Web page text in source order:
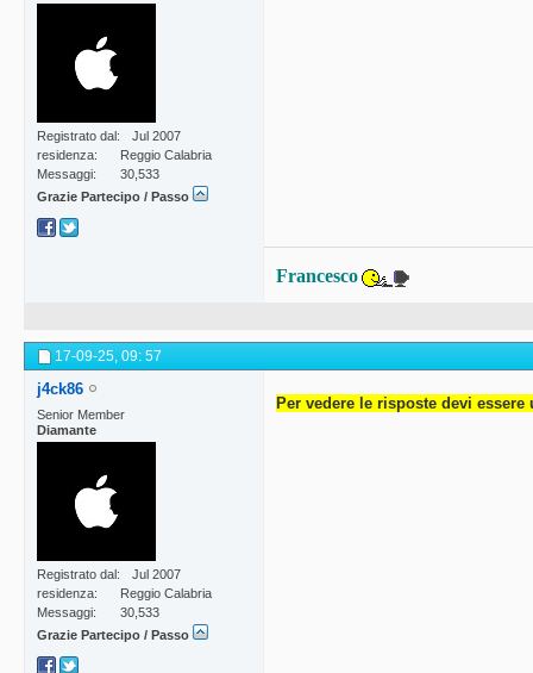
Registrato dal
Jul 2007
residenza
Reggio Calabria
Messaggi
30,533
Grazie Partecipo / Passo
Francesco
17-09-25, 09: 57
j4ck86
Senior Member
Diamante
Registrato dal
Jul 2007
residenza
Reggio Calabria
Messaggi
30,533
Grazie Partecipo / Passo
Per vedere le risposte devi